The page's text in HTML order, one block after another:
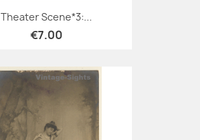
Theater Scene*3:...
€7.00